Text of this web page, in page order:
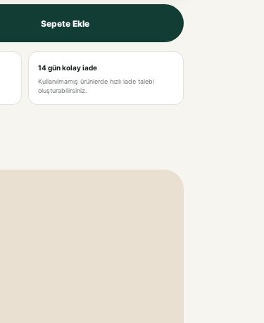
Sepete Ekle
14 gün kolay iade
Kullanılmamış ürünlerde hızlı iade talebi
oluşturabilirsiniz.